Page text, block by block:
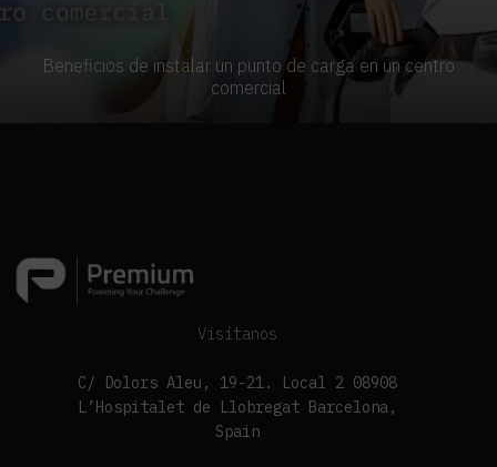
Beneficios de instalar un punto de carga en un centro
comercial
Visítanos
C/ Dolors Aleu, 19-21. Local 2 08908
L’Hospitalet de Llobregat Barcelona,
Spain